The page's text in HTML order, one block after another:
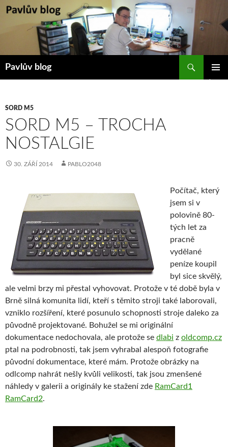
Přejít
Pavlův blog
SORD M5
SORD M5 – TROCHA
NOSTALGIE
30. ZÁŘÍ 2014 PABLO2048
Počítač, který
jsem si v
polovině 80-
tých let za
pracně
vydělané
peníze koupil
byl sice skvělý,
ale velmi brzy mi přestal vyhovovat. Protože v té době byla v
Brně silná komunita lidí, kteří s těmito stroji také laborovali,
vzniklo rozšíření, které posunulo schopnosti stroje daleko za
původně projektované. Bohužel se mi originální
dokumentace nedochovala, ale protože se dlabi z oldcomp.cz
ptal na podrobnosti, tak jsem vyhrabal alespoň fotografie
původní dokumentace, které mám. Protože obrázky na
odlcomp nahrát nešly kvůli velikosti, tak jsou zmenšené
náhledy v galerii a originály ke stažení zde RamCard1
RamCard2.